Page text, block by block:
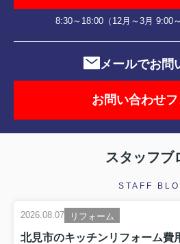
8:30～18:00（12月～3月 9:00
メールでお問
お問い合わせ
スタッフブ
STAFF
2026.08.07 リフォーム